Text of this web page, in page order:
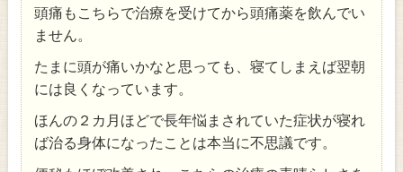
頭痛もこちらで治療を受けてから頭痛薬を飲んでい
ません。
たまに頭が痛いかなと思っても、寝てしまえば翌朝
には良くなっています。
ほんの２カ月ほどで長年悩まされていた症状が寝れ
ば治る身体になったことは本当に不思議です。